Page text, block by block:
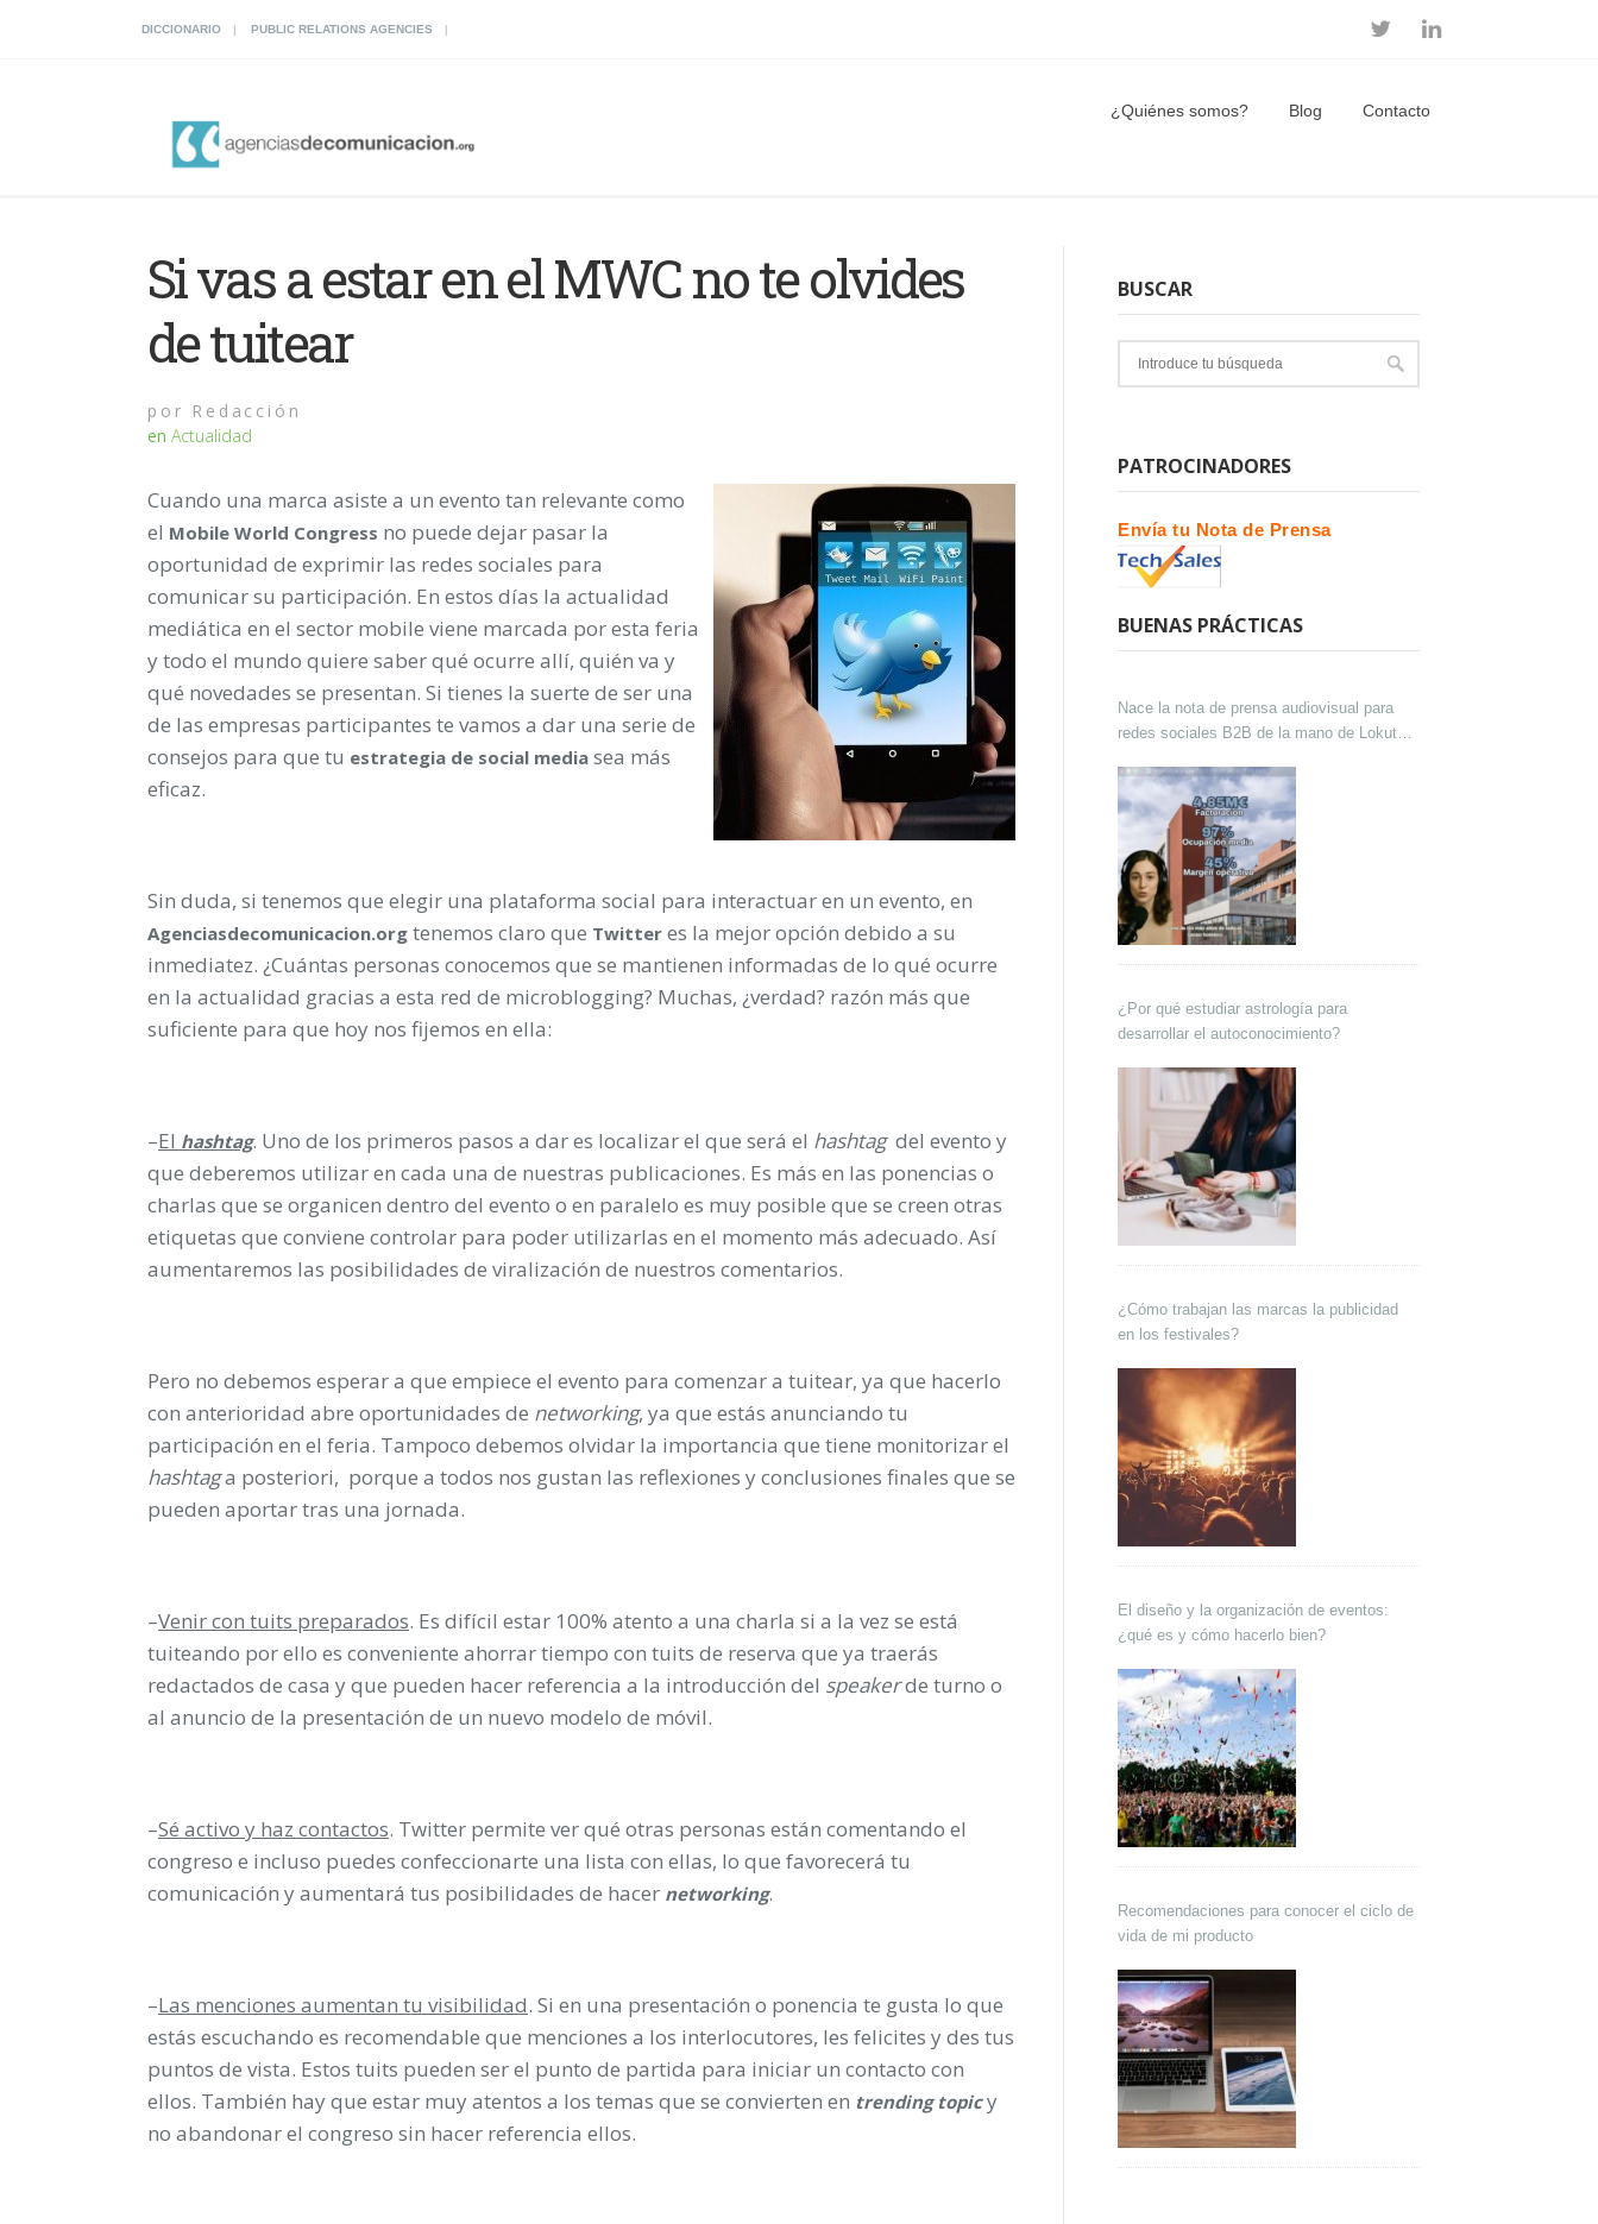
DICCIONARIO PUBLIC RELATIONS AGENCIES
¿Quiénes somos? Blog Contacto
Si vas a estar en el MWC no te olvides
de tuitear
por Redacción
en Actualidad
Cuando una marca asiste a un evento tan relevante como
el Mobile World Congress no puede dejar pasar la
oportunidad de exprimir las redes sociales para
comunicar su participación. En estos días la actualidad
mediática en el sector mobile viene marcada por esta feria
y todo el mundo quiere saber qué ocurre allí, quién va y
qué novedades se presentan. Si tienes la suerte de ser una
de las empresas participantes te vamos a dar una serie de
consejos para que tu estrategia de social media sea más
eficaz.
Sin duda, si tenemos que elegir una plataforma social para interactuar en un evento, en
Agenciasdecomunicacion.org tenemos claro que Twitter es la mejor opción debido a su
inmediatez. ¿Cuántas personas conocemos que se mantienen informadas de lo qué ocurre
en la actualidad gracias a esta red de microblogging? Muchas, ¿verdad? razón más que
suficiente para que hoy nos fijemos en ella:
–El hashtag. Uno de los primeros pasos a dar es localizar el que será el hashtagdel evento y
que deberemos utilizar en cada una de nuestras publicaciones. Es más en las ponencias o
charlas que se organicen dentro del evento o en paralelo es muy posible que se creen otras
etiquetas que conviene controlar para poder utilizarlas en el momento más adecuado. Así
aumentaremos las posibilidades de viralización de nuestros comentarios.
Pero no debemos esperar a que empiece el evento para comenzar a tuitear, ya que hacerlo
con anterioridad abre oportunidades de networking, ya que estás anunciando tu
participación en el feria. Tampoco debemos olvidar la importancia que tiene monitorizar el
hashtaga posteriori, porque a todos nos gustan las reflexiones y conclusiones finales que se
pueden aportar tras una jornada.
–Venir con tuits preparados. Es difícil estar 100% atento a una charla si a la vez se está
tuiteando por ello es conveniente ahorrar tiempo con tuits de reserva que ya traerás
redactados de casa y que pueden hacer referencia a la introducción del speakerde turno o
al anuncio de la presentación de un nuevo modelo de móvil.
–Sé activo y haz contactos. Twitter permite ver qué otras personas están comentando el
congreso e incluso puedes confeccionarte una lista con ellas, lo que favorecerá tu
comunicación y aumentará tus posibilidades de hacer networking.
–Las menciones aumentan tu visibilidad. Si en una presentación o ponencia te gusta lo que
estás escuchando es recomendable que menciones a los interlocutores, les felicites y des tus
puntos de vista. Estos tuits pueden ser el punto de partida para iniciar un contacto con
ellos. También hay que estar muy atentos a los temas que se convierten en trending topicy
no abandonar el congreso sin hacer referencia ellos.
BUSCAR
PATROCINADORES
Envía tu Nota de Prensa
BUENAS PRÁCTICAS
Nace la nota de prensa audiovisual para
redes sociales B2B de la mano de Lokutor
¿Por qué estudiar astrología para
desarrollar el autoconocimiento?
¿Cómo trabajan las marcas la publicidad
en los festivales?
El diseño y la organización de eventos:
¿qué es y cómo hacerlo bien?
Recomendaciones para conocer el ciclo de
vida de mi producto